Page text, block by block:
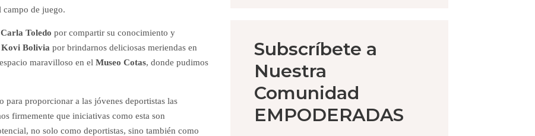
campo de juego.
Carla Toledo por compartir su conocimiento y
Kovi Bolivia por brindarnos deliciosas meriendas en
maravilloso en el Museo Cotas, donde pudimos
proporcionar a las jóvenes deportistas las
firmemente que iniciativas como esta son
no solo como deportistas, sino también como
Subscríbete a
Nuestra
Comunidad
EMPODERADAS